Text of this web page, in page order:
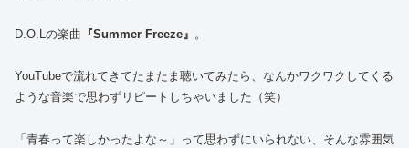
D.O.Lの楽曲 『Summer Freeze』 。
YouTubeで流れてきてたまたま聴いてみたら、なんかワクワクしてくる
ような音楽で思わずリピートしちゃいました（笑）
「青春って楽しかったよな～」って思わずにいられない、そんな雰囲気